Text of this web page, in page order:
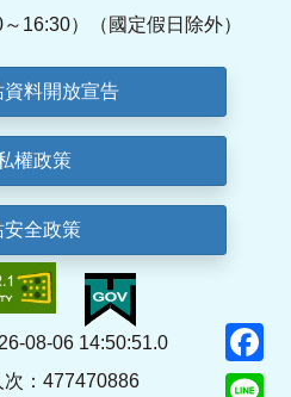
16:30）（國定假日除外）
資料開放宣告
權政策
安全政策
08-06 14:50:51.0
次：477470886